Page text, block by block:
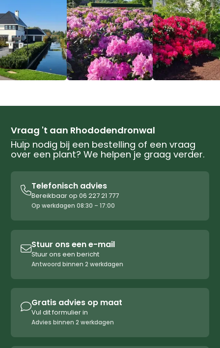
Vraag 't aan Rhododendronwal
Hulp nodig bij een bestelling of een vraag
over een plant? We helpen je graag verder.
Telefonisch advies
Bereikbaar op 06 227 21 777
Op werkdagen 08:30 – 17:00
Stuur ons een e-mail
Stuur ons een bericht
Antwoord binnen 2 werkdagen
Gratis advies op maat
Vul dit formulier in
Advies binnen 2 werkdagen